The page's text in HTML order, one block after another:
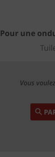
Pour une
Vous